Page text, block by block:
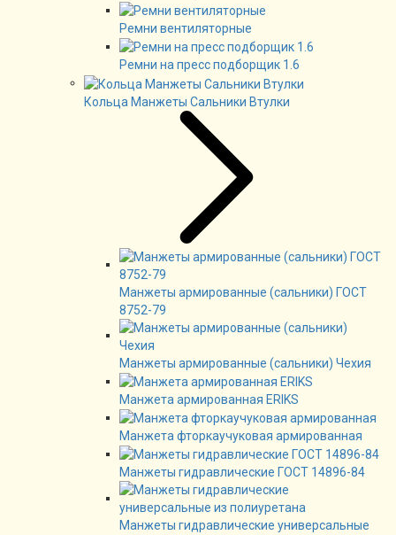
Ремни вентиляторные
Ремни на пресс подборщик 1.6
Кольца Манжеты Сальники Втулки
Манжеты армированные (сальники) ГОСТ
8752-79
Манжеты армированные (сальники) Чехия
Манжета армированная ERIKS
Манжета фторкаучуковая армированная
Манжеты гидравлические ГОСТ 14896-84
Манжеты гидравлические универсальные